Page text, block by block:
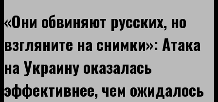
«Они обвиняют русских, но
взгляните на снимки»: Атака
на Украину оказалась
эффективнее, чем ожидалось